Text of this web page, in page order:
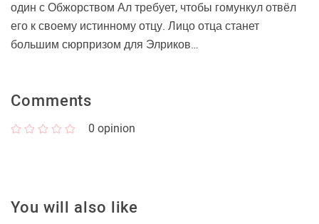
один с Обжорством Ал требует, чтобы гомункул отвёл
его к своему истинному отцу. Лицо отца станет
большим сюрпризом для Элриков…
Comments
0 opinion
You will also like